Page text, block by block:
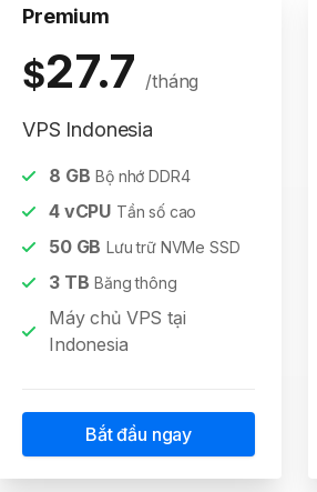
Premium
$27.7 /tháng
VPS Indonesia
8 GB Bộ nhớ DDR4
4vCPU Tần số cao
50GB Lưu trữ NVMe SSD
3TB Băng thông
Máy chủ VPS tại
Indonesia
Bắt đầu ngay